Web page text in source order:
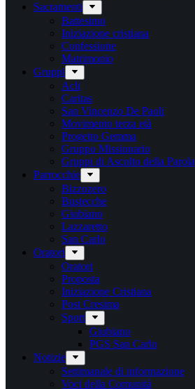
Sacramenti
Battesimo
Iniziazione cristiana
Confessione
Matrimonio
Gruppi
Acli
Caritas
San Vincenzo De Paoli
Movimento terza età
Progetto Gemma
Gruppo Missionario
Gruppi di Ascolto della Parola
Parrocchie
Bizzozero
Bustecche
Giubiano
Lazzaretto
San Carlo
Oratori
Oratori
Proposta
Iniziazione Cristiana
Post Cresima
Sport
Giubiano
PGS San Carlo
Notizie
Settimanale di informazione
Voci della Comunità